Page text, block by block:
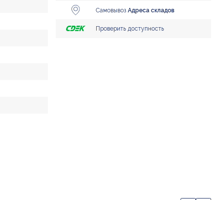
СамовывозАдреса складов
Проверить доступность